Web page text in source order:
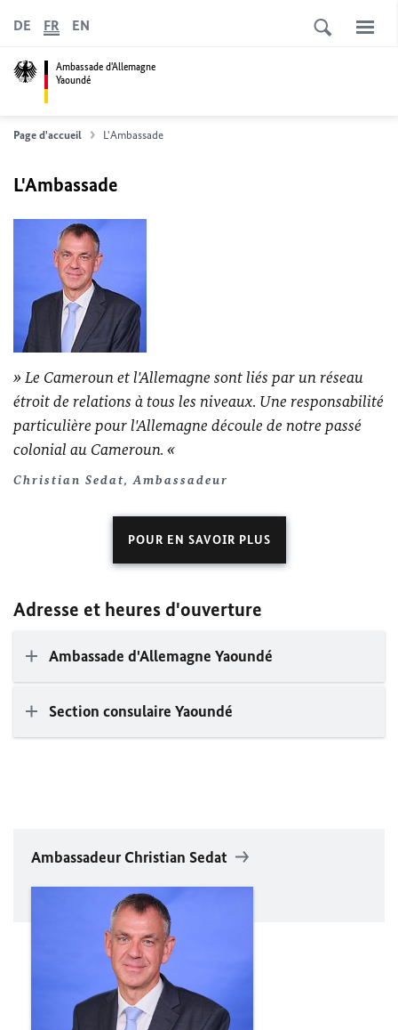
Ambassade d'Allemagne
Yaoundé
DE FR EN
Page d'accueil L'Ambassade
L'Ambassade
Le Cameroun et l'Allemagne sont liés par un réseau
étroit de relations à tous les niveaux. Une responsabilité
particulière pour l'Allemagne découle de notre passé
colonial au Cameroun.
Christian Sedat, Ambassadeur
POUR EN SAVOIR PLUS
Adresse et heures d'ouverture
Ambassade d'Allemagne Yaoundé
Section consulaire Yaoundé
Ambassadeur Christian Sedat